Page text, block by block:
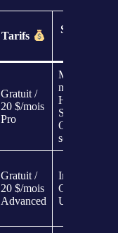
Tarifs
Spécificités
Gratuit /
20 $/mois
Pro
Multi-
modèle
Haiku,
Sonnet,
Opus, focus
sécurité
Gratuit /
20 $/mois
Advanced
Imagen 2,
Gemini
Ultra / Nano